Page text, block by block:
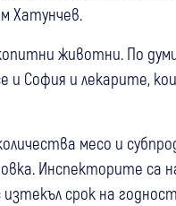
Хатунчев.
животни. По
и София и лекарите,
месо и
Инспекторите са
срок на